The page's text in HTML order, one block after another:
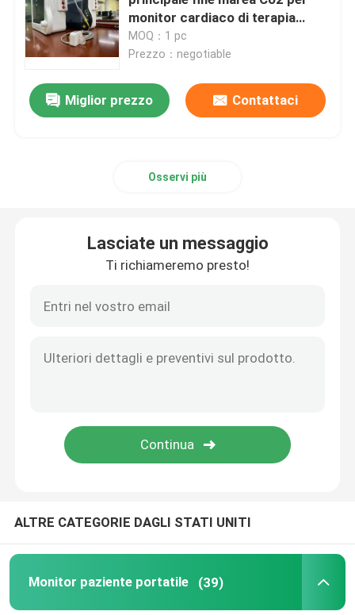
Monitor paziente portatile
monitor paziente multiparametro
Monitor cardiaco in terapia intensiva
Modulo sidestream di CO2
Monitor paziente di anestesia
monitor cardiaco di terapia
intensiva
MOQ：1 pc
Prezzo：negotiable
Miglior prezzo Contattaci
Osservi più
Lasciate un messaggio
Ti richiameremo presto!
ALTRE CATEGORIE DAGLI STATI UNITI
Monitor paziente portatile (39)